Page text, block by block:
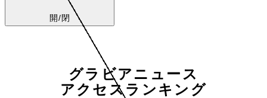
開/閉
グラビアニュース
アクセスランキング